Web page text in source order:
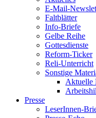
E-Mail-
Faltblätter
Info-Briefe
Gelbe Reihe
Gottesdienste
Reform-Ticker
Reli-Unterricht
Sonstige
Aktuelle
Presse
LeserInnen-